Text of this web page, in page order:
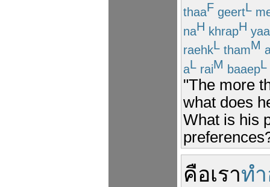
thaaF geertL
naH khrapH
raehkL thamM
aL raiM baaepL
"The more
what does
What is his
คือเราท